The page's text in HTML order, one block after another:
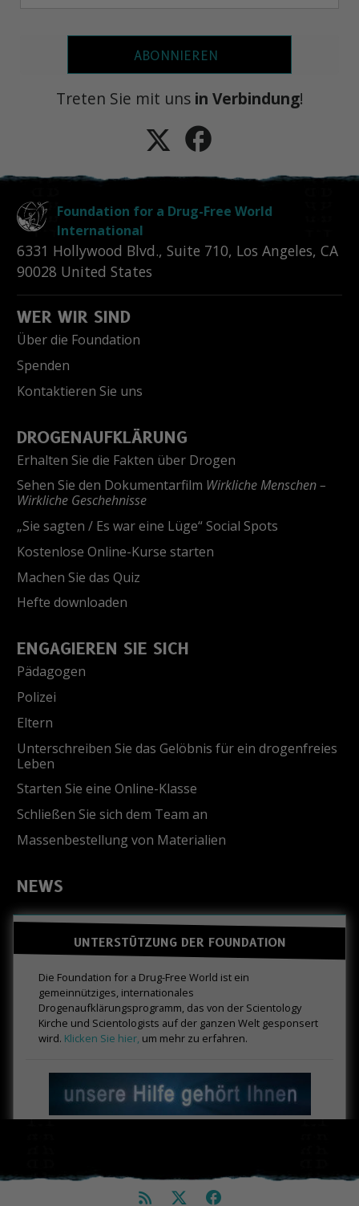
ABONNIEREN
Treten Sie mit uns in Verbindung!
Foundation for a Drug-Free World
International
6331 Hollywood Blvd., Suite 710, Los Angeles, CA
90028 United States
WER WIR SIND
Über die Foundation
Spenden
Kontaktieren Sie uns
DROGENAUFKLÄRUNG
Erhalten Sie die Fakten über Drogen
Sehen Sie den Dokumentarfilm Wirkliche Menschen –
Wirkliche Geschehnisse
„Sie sagten / Es war eine Lüge“ Social Spots
Kostenlose Online-Kurse starten
Machen Sie das Quiz
Hefte downloaden
ENGAGIEREN SIE SICH
Pädagogen
Polizei
Eltern
Unterschreiben Sie das Gelöbnis für ein drogenfreies
Leben
Starten Sie eine Online-Klasse
Schließen Sie sich dem Team an
Massenbestellung von Materialien
NEWS
UNTERSTÜTZUNG DER FOUNDATION
Die Foundation for a Drug-Free World ist ein
gemeinnütziges, internationales
Drogenaufklärungsprogramm, das von der Scientology
Kirche und Scientologists auf der ganzen Welt gesponsert
wird. Klicken Sie hier, um mehr zu erfahren.